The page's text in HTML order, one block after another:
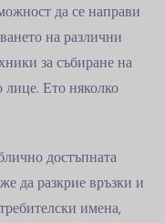
да се направи
на различни
за събиране на
лице. Ето няколко
достъпната
да разкрие връзки и
имена,